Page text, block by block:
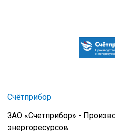
Счётприбор
ЗАО «Счетприбор» -
энергоресурсов.